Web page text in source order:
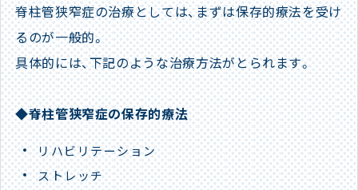
脊柱管狭窄症の治療としては、まずは保存的療法を受け
るのが一般的。
具体的には、下記のような治療方法がとられます。
◆脊柱管狭窄症の保存的療法
リハビリテーション
ストレッチ